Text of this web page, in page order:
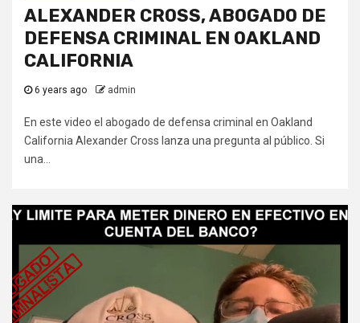
ALEXANDER CROSS, ABOGADO DE
DEFENSA CRIMINAL EN OAKLAND
CALIFORNIA
6 years ago admin
En este video el abogado de defensa criminal en Oakland
California Alexander Cross lanza una pregunta al público. Si
una...